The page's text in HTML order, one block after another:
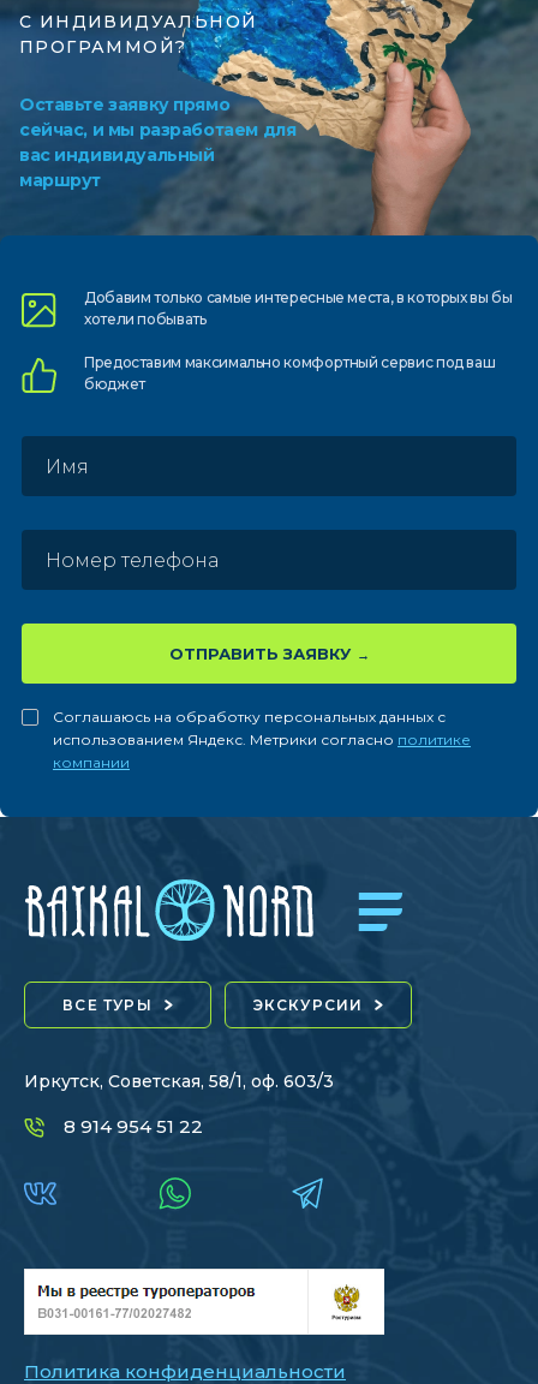
С ИНДИВИДУАЛЬНОЙ
ПРОГРАММОЙ?
Оставьте заявку прямо
сейчас, и мы разработаем для
вас индивидуальный
маршрут
Добавим только самыеинтересные места, в которыхвы бы
хотели побывать
Предоставим максимально комфортныйсервис под ваш
бюджет
ОТПРАВИТЬ ЗАЯВКУ
Соглашаюсь на обработку персональных данных с
использованием Яндекс. Метрики согласно политике
компании
ВСЕ ТУРЫ ЭКСКУРСИИ
Иркутск, Советская, 58/1, оф. 603/3
8 914 954 51 22
Политика конфиденциальности